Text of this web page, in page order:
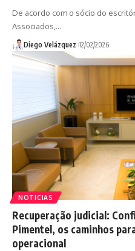
De acordo com o sócio do
Associados,…
Diego Velázquez 12/02/2026
NOTICIAS
Recuperação judicial:
Pimentel, os caminhos
operacional